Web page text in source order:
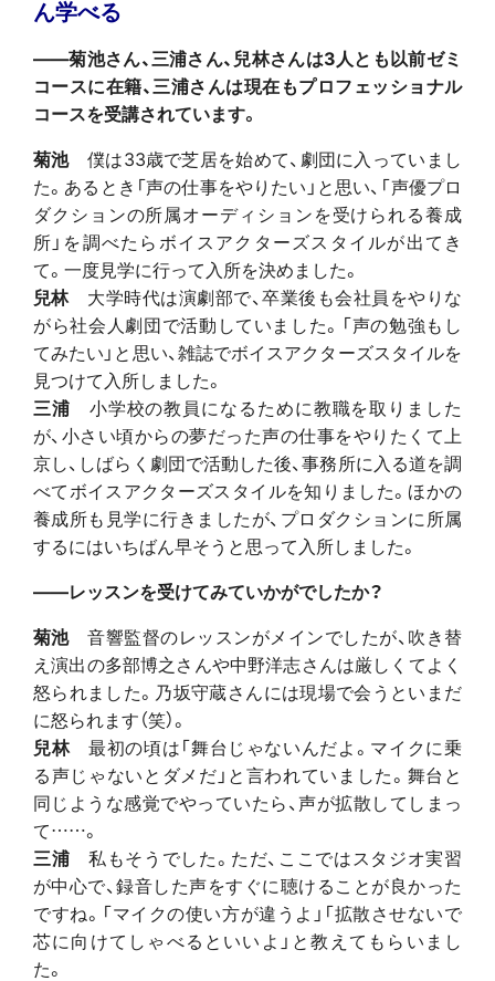
ん学べる
――菊池さん、三浦さん、兒林さんは3人とも以前ゼミ
コースに在籍、三浦さんは現在もプロフェッショナル
コースを受講されています。
菊池 僕は33歳で芝居を始めて、劇団に入っていまし
た。あるとき「声の仕事をやりたい」と思い、「声優プロ
ダクションの所属オーディションを受けられる養成
所」を調べたらボイスアクターズスタイルが出てき
て。一度見学に行って入所を決めました。
兒林 大学時代は演劇部で、卒業後も会社員をやりな
がら社会人劇団で活動していました。「声の勉強もし
てみたい」と思い、雑誌でボイスアクターズスタイルを
見つけて入所しました。
三浦 小学校の教員になるために教職を取りました
が、小さい頃からの夢だった声の仕事をやりたくて上
京し、しばらく劇団で活動した後、事務所に入る道を調
べてボイスアクターズスタイルを知りました。ほかの
養成所も見学に行きましたが、プロダクションに所属
するにはいちばん早そうと思って入所しました。
――レッスンを受けてみていかがでしたか？
菊池音響監督のレッスンがメインでしたが、吹き替
え演出の多部博之さんや中野洋志さんは厳しくてよく
怒られました。乃坂守蔵さんには現場で会うといまだ
に怒られます（笑）。
兒林 最初の頃は「舞台じゃないんだよ。マイクに乗
る声じゃないとダメだ」と言われていました。舞台と
同じような感覚でやっていたら、声が拡散してしまっ
て……。
三浦 私もそうでした。ただ、ここではスタジオ実習
が中心で、録音した声をすぐに聴けることが良かった
ですね。「マイクの使い方が違うよ」「拡散させないで
芯に向けてしゃべるといいよ」と教えてもらいまし
た。